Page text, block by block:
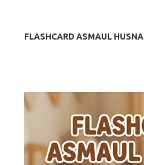
FLASHCARD ASMAUL